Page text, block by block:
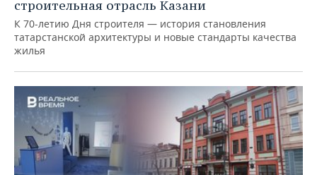
строительная отрасль Казани
К 70-летию Дня строителя — история становления
татарстанской архитектуры и новые стандарты качества
жилья